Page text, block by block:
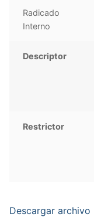
Radicado
Interno
Descriptor
Restrictor
Descargar archivo